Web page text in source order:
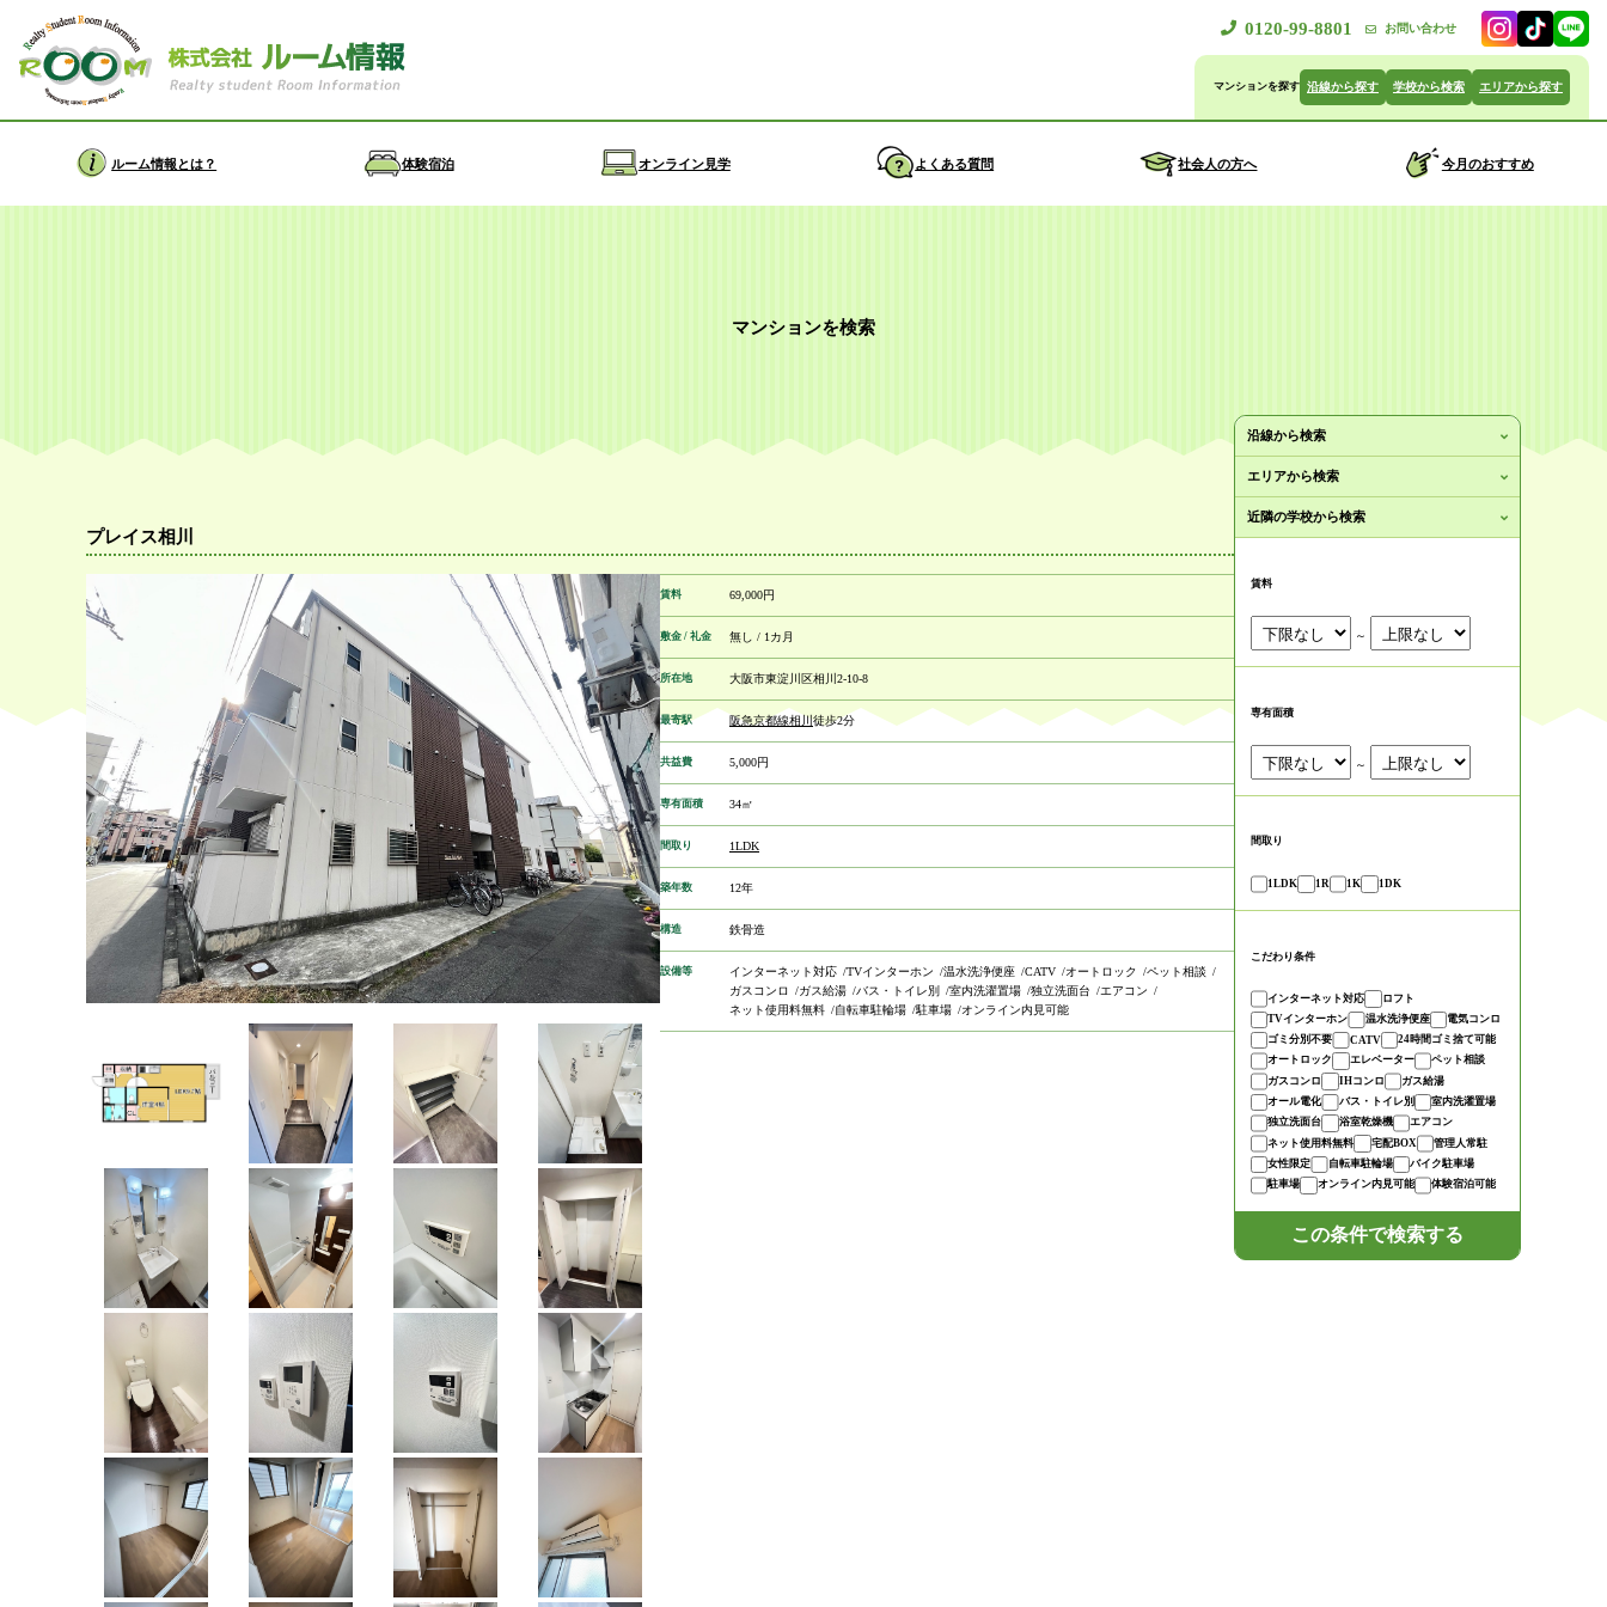
0120-99-8801 お問い合わせ
沿線から探す 学校から検索 エリアから探す
ルーム情報とは？ 体験宿泊 オンライン見学 よくある質問 社会人の方へ 今月のおすすめ
マンションを検索
プレイス相川
賃料 69,000円
敷金 / 礼金 無し / 1カ月
所在地 大阪市東淀川区相川2-10-8
最寄駅 阪急京都線相川徒歩2分
共益費 5,000円
専有面積 34㎡
間取り 1LDK
築年数 12年
構造 鉄骨造
設備等 インターネット対応 TVインターホン 温水洗浄便座 CATV オートロック
ペット相談
ガスコンロ
ガス給湯 バス・トイレ別 室内洗濯置場 独立洗面台
エアコン
ネット使用料無料
自転車駐輪場 駐車場 オンライン内見可能
沿線から検索
エリアから検索
近隣の学校から検索
賃料
～
専有面積
～
間取り
1LDK 1R 1K 1DK
こだわり条件
インターネット対応
ロフト
TVインターホン
温水洗浄便座
電気コンロ
ゴミ分別不要
CATV
24時間ゴミ捨て可能
オートロック
エレベーター
ペット相談
ガスコンロ
IHコンロ
ガス給湯
オール電化
バス・トイレ別
室内洗濯置場
独立洗面台
浴室乾燥機
エアコン
ネット使用料無料
宅配BOX
管理人常駐
女性限定
自転車駐輪場
バイク駐車場
駐車場
オンライン内見可能 体験宿泊可能